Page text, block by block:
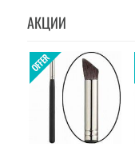
АКЦИИ